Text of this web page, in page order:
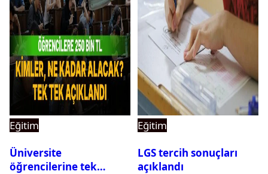
Eğitim
Üniversite
öğrencilerine tek
Eğitim
LGS tercih sonuçları
açıklandı